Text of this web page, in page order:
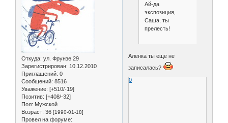
Откуда: ул. Фрунзе 29
Зарегистрирован: 10.12.2010
Приглашений: 0
Сообщений: 8516
Уважение: [+510/-19]
Позитив: [+408/-32]
Пол: Мужской
Возраст: 36 [1990-01-18]
Провел на форуме:
Ай-да
экспозиция,
Саша, ты
прелесть!
Аленка ты еще не
записалась?
0